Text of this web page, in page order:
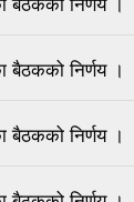
बैठकको निर्णय ।
बैठकको निर्णय ।
बैठकको निर्णय ।